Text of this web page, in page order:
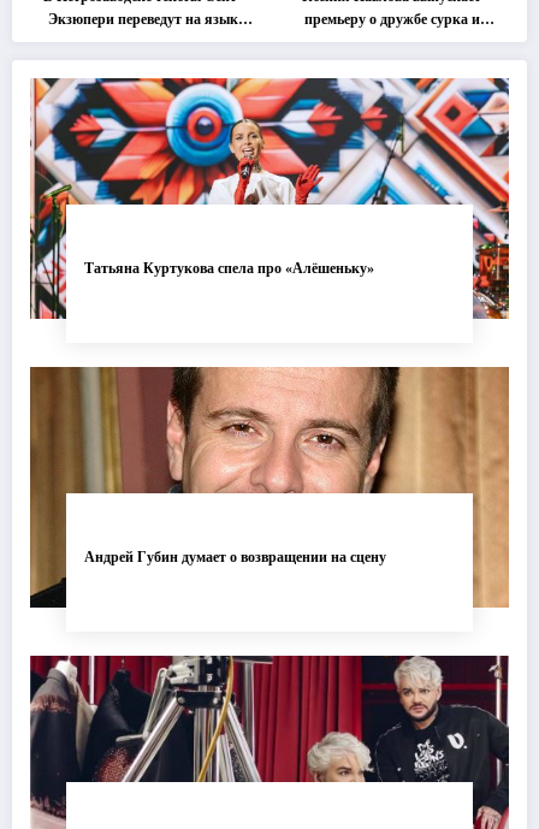
Экзюпери переведут на язык
современной хореографии
премьеру о дружбе сурка и
одуванчика
Татьяна Куртукова спела про «Алёшеньку»
Андрей Губин думает о возвращении на сцену